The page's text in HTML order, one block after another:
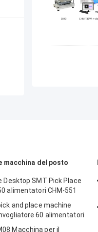
macchina del posto
Desktop SMT Pick Place
alimentatori CHM-551
and place machine
60 alimentatori
Macchina per il